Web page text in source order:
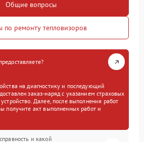
Общие вопросы
по ремонту тепловизоров
на диагностику и последующий
заказ-наряд с указанием страховых
Далее, после выполнения работ
получите акт выполненных работ и
и какой